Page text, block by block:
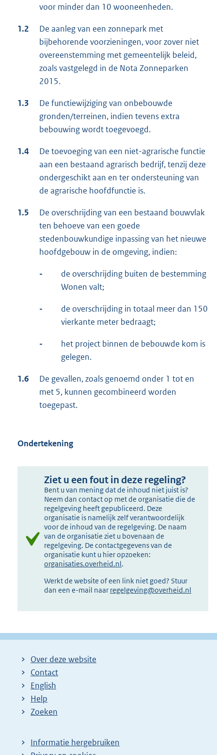
voor minder dan 10 wooneenheden.
1.2
De aanleg van een zonnepark met
bijbehorende voorzieningen, voor zover niet
overeenstemming met gemeentelijk beleid,
zoals vastgelegd in de Nota Zonneparken
2015.
1.3
De functiewijziging van onbebouwde
gronden/terreinen, indien tevens extra
bebouwing wordt toegevoegd.
1.4
De toevoeging van een niet-agrarische functie
aan een bestaand agrarisch bedrijf, tenzij deze
ondergeschikt aan en ter ondersteuning van
de agrarische hoofdfunctie is.
1.5
De overschrijding van een bestaand bouwvlak
ten behoeve van een goede
stedenbouwkundige inpassing van het nieuwe
hoofdgebouw in de omgeving, indien:
-
de overschrijding buiten de bestemming
Wonen valt;
-
de overschrijding in totaal meer dan 150
vierkante meter bedraagt;
-
het project binnen de bebouwde kom is
gelegen.
1.6
De gevallen, zoals genoemd onder 1 tot en
met 5, kunnen gecombineerd worden
toegepast.
Ondertekening
Ziet u een fout in deze regeling?
Bent u van mening dat de inhoud niet juist is?
Neem dan contact op met de organisatie die de
regelgeving heeft gepubliceerd. Deze
organisatie is namelijk zelf verantwoordelijk
voor de inhoud van de regelgeving. De naam
van de organisatie ziet u bovenaan de
regelgeving. De contactgegevens van de
organisatie kunt u hier opzoeken:
organisaties.overheid.nl.
Werkt de website of een link niet goed? Stuur
dan een e-mail naar regelgeving@overheid.nl
Over deze website
Contact
English
Help
Zoeken
Informatie hergebruiken